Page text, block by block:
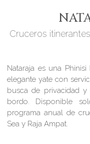
Cruceros
Nataraja es una
elegante yate con
busca de privacidad
bordo. Disponible
programa anual de
Sea y Raja Ampat.